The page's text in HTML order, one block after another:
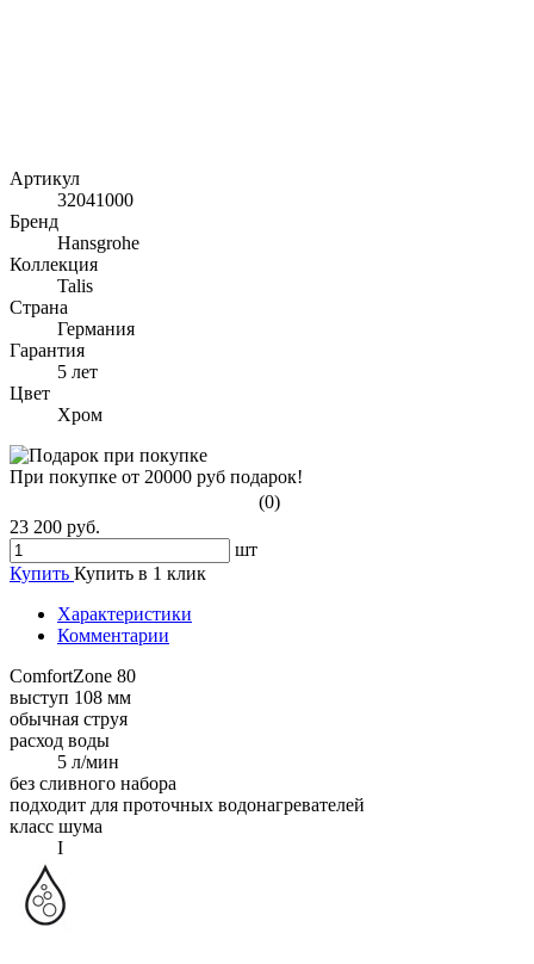
Артикул
32041000
Бренд
Hansgrohe
Коллекция
Talis
Страна
Германия
Гарантия
5 лет
Цвет
Хром
При покупке от 20000 руб подарок!
(0)
23 200 руб.
шт
Купить Купить в 1 клик
Характеристики
Комментарии
ComfortZone 80
выступ 108 мм
обычная струя
расход воды
5 л/мин
без сливного набора
подходит для проточных водонагревателей
класс шума
I